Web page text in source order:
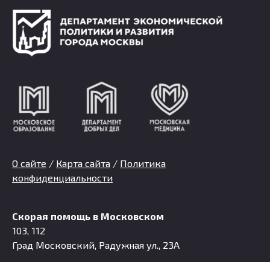
О сайте / Карта сайта / Политика
конфиденциальности
Скорая помощь в Московском
103, 112
Град Московский, Радужная ул., 23А